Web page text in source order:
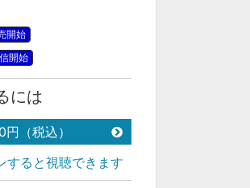
開始
開始
には
（税込）
すると視聴できます